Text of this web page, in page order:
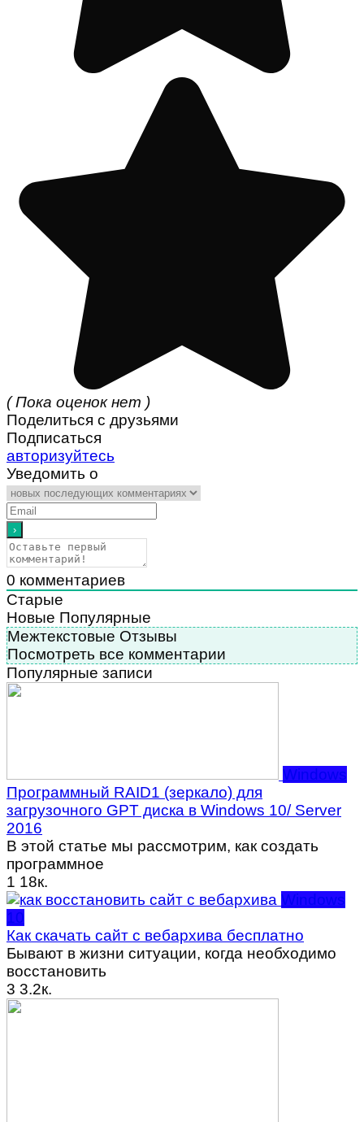
( Пока оценок нет )
Поделиться с друзьями
Подписаться
авторизуйтесь
Уведомить о
0 комментариев
Старые
Новые Популярные
Межтекстовые Отзывы
Посмотреть все комментарии
Популярные записи
Windows
Программный RAID1 (зеркало) для
загрузочного GPT диска в Windows 10/ Server
2016
В этой статье мы рассмотрим, как создать
программное
1 18к.
Windows
10
Как скачать сайт с вебархива бесплатно
Бывают в жизни ситуации, когда необходимо
восстановить
3 3.2к.